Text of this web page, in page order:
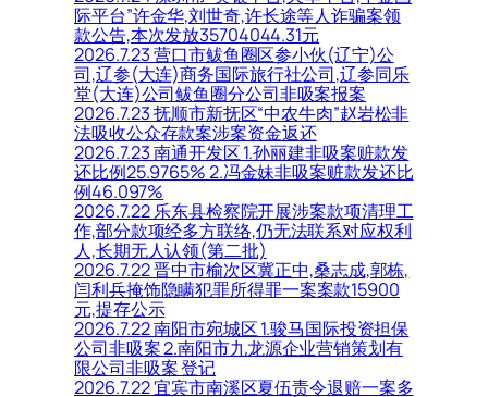
际平台”许金华,刘世奇,许长途等人诈骗案领
款公告,本次发放35704044.31元
2026.7.23 营口市鲅鱼圈区参小伙(辽宁)公
司,辽参(大连)商务国际旅行社公司,辽参同乐
堂(大连)公司鲅鱼圈分公司非吸案报案
2026.7.23 抚顺市新抚区“中农牛肉”赵岩松非
法吸收公众存款案涉案资金返还
2026.7.23 南通开发区 1.孙丽建非吸案赃款发
还比例25.9765% 2.冯金妹非吸案赃款发还比
例46.097%
2026.7.22 乐东县检察院开展涉案款项清理工
作,部分款项经多方联络,仍无法联系对应权利
人,长期无人认领(第二批)
2026.7.22 晋中市榆次区冀正中,桑志成,郭栋,
闫利兵掩饰隐瞒犯罪所得罪一案案款15900
元,提存公示
2026.7.22 南阳市宛城区 1.骏马国际投资担保
公司非吸案 2.南阳市九龙源企业营销策划有
限公司非吸案 登记
2026.7.22 宜宾市南溪区夏伍责令退赔一案多